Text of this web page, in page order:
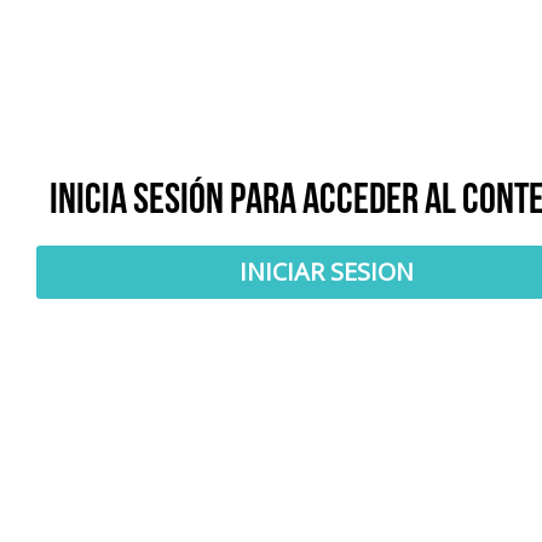
Inicia sesión para acceder al
INICIAR SESION